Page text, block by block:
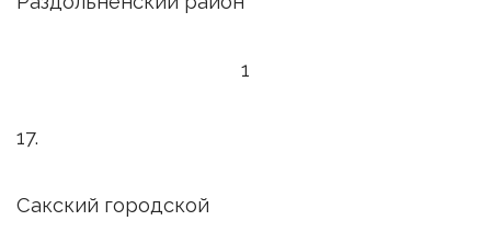
1
17.
Сакский городской